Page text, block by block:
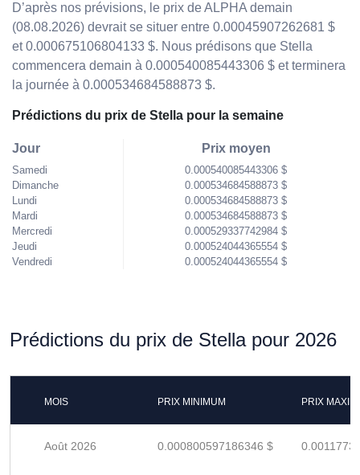
D’après nos prévisions, le prix de ALPHA demain
(08.08.2026) devrait se situer entre 0.00045907262681 $
et 0.000675106804133 $. Nous prédisons que Stella
commencera demain à 0.000540085443306 $ et terminera
la journée à 0.000534684588873 $.
Prédictions du prix de Stella pour la semaine
Jour
Samedi
Dimanche
Lundi
Mardi
Mercredi
Jeudi
Vendredi
Prix moyen
0.000540085443306 $
0.000534684588873 $
0.000534684588873 $
0.000534684588873 $
0.000529337742984 $
0.000524044365554 $
0.000524044365554 $
Prédictions du prix de Stella pour 2026
MOIS PRIX MINIMUM PRIX
Août 2026 0.000800597186346 $